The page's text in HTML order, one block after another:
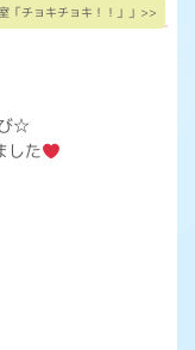
「チョキチョキ！！」」>>
☆
した